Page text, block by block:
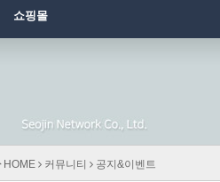
쇼핑몰
HOME 커뮤니티 공지&이벤트